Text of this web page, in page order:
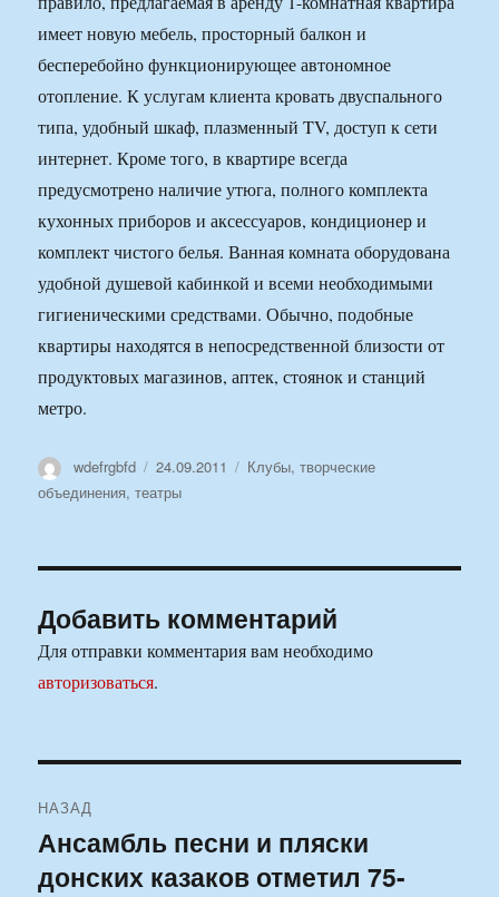
имеет новую мебель, просторный балкон и
бесперебойно функционирующее автономное
отопление. К услугам клиента кровать двуспального
типа, удобный шкаф, плазменный TV, доступ к сети
интернет. Кроме того, в квартире всегда
предусмотрено наличие утюга, полного комплекта
кухонных приборов и аксессуаров, кондиционер и
комплект чистого белья. Ванная комната оборудована
удобной душевой кабинкой и всеми необходимыми
гигиеническими средствами. Обычно, подобные
квартиры находятся в непосредственной близости от
продуктовых магазинов, аптек, стоянок и станций
метро.
Автор
wdefrgbfd Опубликовано
24.09.2011 Рубрики
Клубы, творческие
объединения, театры
Добавить комментарий
Для отправки комментария вам необходимо
авторизоваться.
по
записям
НАЗАД
Предыдущая
запись:
Ансамбль песни и пляски
донских казаков отметил 75-